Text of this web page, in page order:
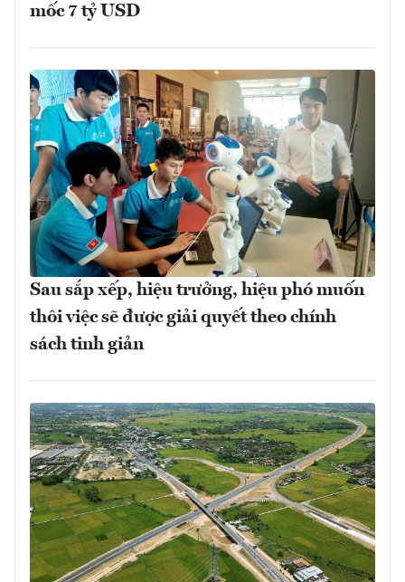
mốc 7 tỷ USD
Sau sắp xếp, hiệu trưởng, hiệu phó muốn
thôi việc sẽ được giải quyết theo chính
sách tinh giản